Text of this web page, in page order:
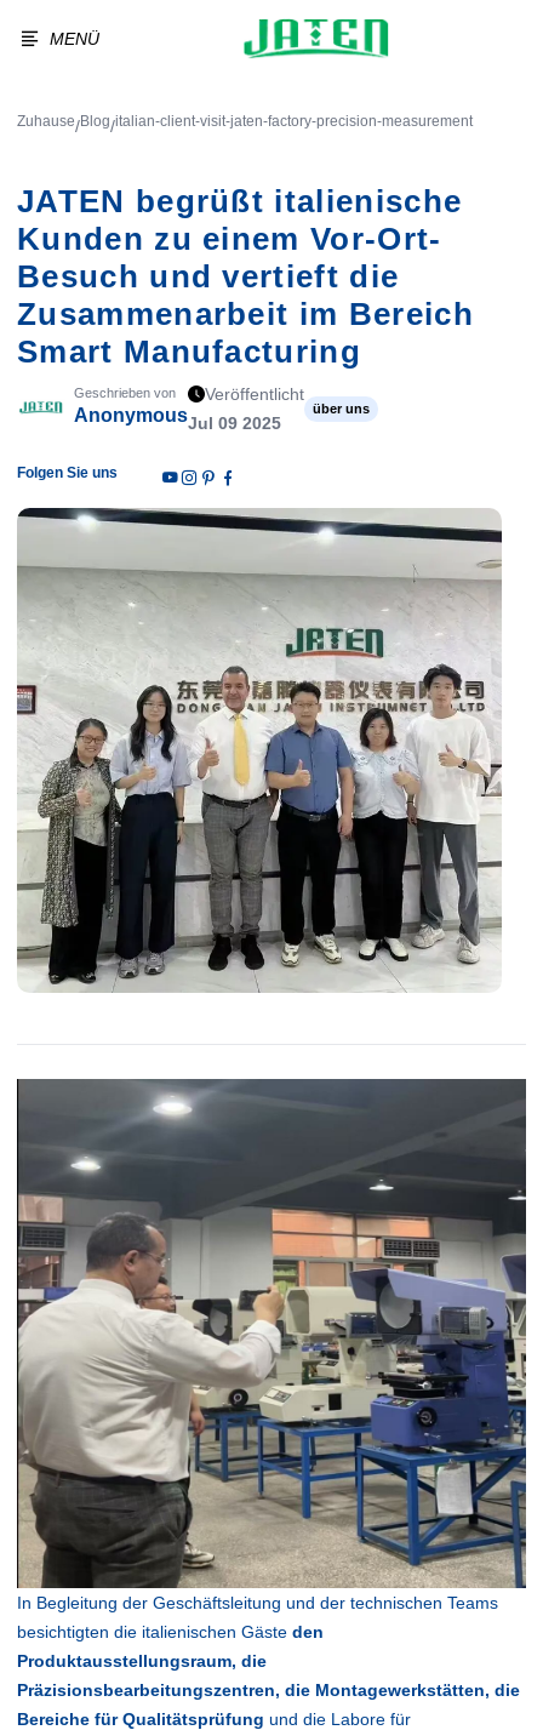
MENÜ
Zuhause/Blog/italian-client-visit-jaten-factory-precision-measurement
JATEN begrüßt italienische
Kunden zu einem Vor-Ort-
Besuch und vertieft die
Zusammenarbeit im Bereich
Smart Manufacturing
Geschrieben von
Anonymous
Veröffentlicht
Jul 09 2025
über uns
Folgen Sie uns
In Begleitung der Geschäftsleitung und der technischen Teams
besichtigten die italienischen Gäste den
Produktausstellungsraum, die
Präzisionsbearbeitungszentren, die Montagewerkstätten, die
Bereiche für Qualitätsprüfung und die Labore für